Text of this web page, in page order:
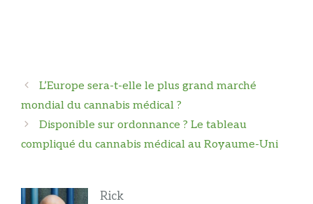
Navigation
des
L’Europe sera-t-elle le plus grand marché
mondial du cannabis médical ?
Disponible sur ordonnance ? Le tableau
compliqué du cannabis médical au Royaume-Uni
Rick